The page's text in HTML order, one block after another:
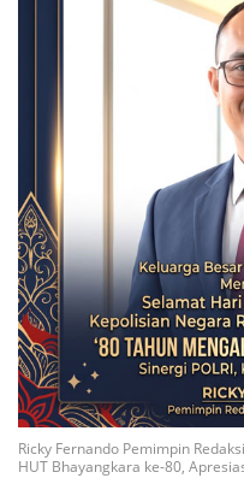
Ricky Fernando Pemimpin
HUT Bhayangkara ke-80,